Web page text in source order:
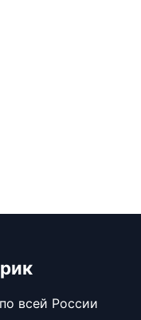
всей России